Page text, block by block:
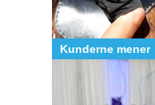
Kunderne mener